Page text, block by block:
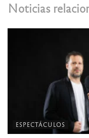
Noticias
ESPECTÁCULOS